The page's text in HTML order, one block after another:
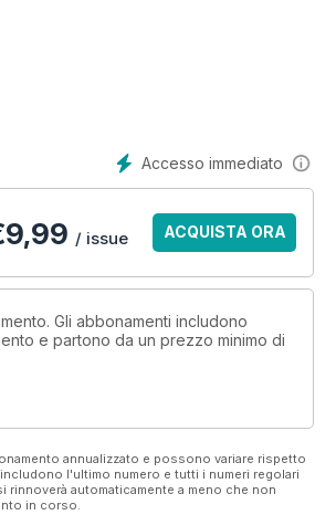
Accesso immediato
9,99 / issue ACQUISTA ORA
Gli abbonamenti includono
e partono da un prezzo minimo di
annualizzato e possono variare rispetto
l'ultimo numero e tutti i numeri regolari
automaticamente a meno che non
in corso.